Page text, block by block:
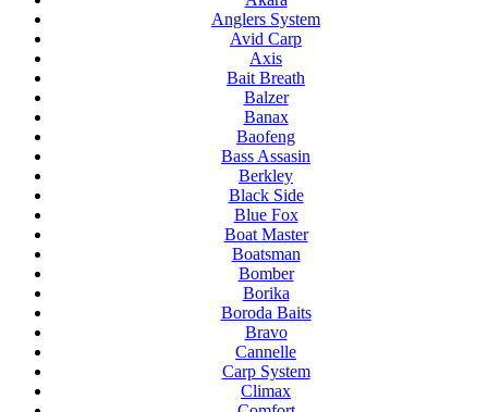
Anglers System
Avid Carp
Axis
Bait Breath
Balzer
Banax
Baofeng
Bass Assasin
Berkley
Black Side
Blue Fox
Boat Master
Boatsman
Bomber
Borika
Boroda Baits
Bravo
Cannelle
Carp System
Climax